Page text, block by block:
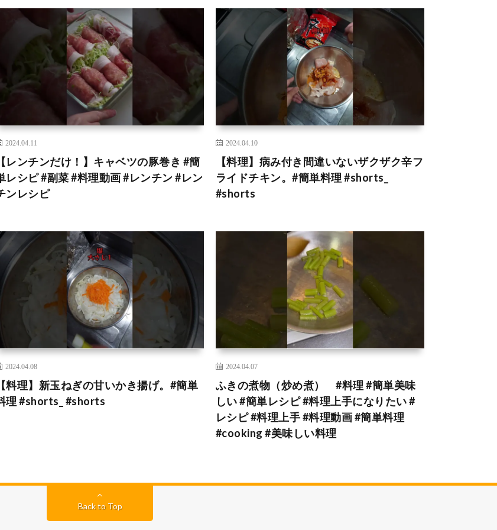
2024.04.11
【レンチンだけ！】キャベツの豚巻き #簡
レシピ #副菜 #料理動画 #レンチン #レン
ンレシピ
2024.04.10
【料理】病み付き間違いないザクザク辛フ
ライドチキン。#簡単料理 #shorts_
#shorts
2024.04.08
【料理】新玉ねぎの甘いかき揚げ。#簡単
理 #shorts_ #shorts
2024.04.07
ふきの煮物（炒め煮） #料理 #簡単美味
しい #簡単レシピ #料理上手になりたい #
レシピ #料理上手 #料理動画 #簡単料理
#cooking #美味しい料理
Back to Top